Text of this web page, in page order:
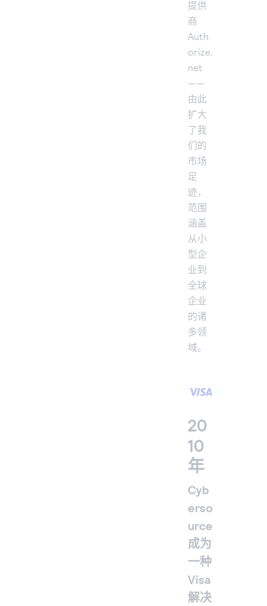
提供
商
Auth
orize.
net
——
由此
扩大
了我
们的
市场
足
迹，
范围
涵盖
从小
型企
业到
全球
企业
的诸
多领
域。
20
10
年
Cyb
erso
urce
成为
一种
Visa
解决